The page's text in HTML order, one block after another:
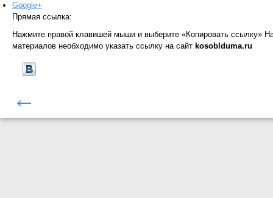
Google+
Прямая ссылка:
Нажмите правой клавишей мыши и выберите «Копировать ссылку»
материалов необходимо указать ссылку на сайт kosoblduma.ru
←